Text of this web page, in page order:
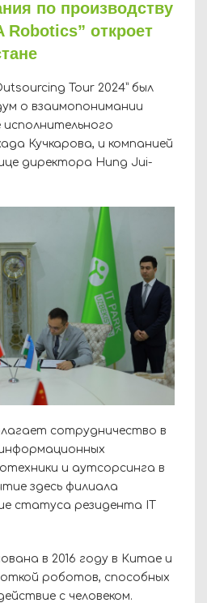
по производству
Robotics” откроет
Tour 2024” был
о взаимопонимании
исполнительного
Кучкарова, и компанией
директора Hung Jui-
сотрудничество в
и аутсорсинга в
здесь филиала
статуса резидента IT
в 2016 году в Китае и
роботов, способных
с человеком.